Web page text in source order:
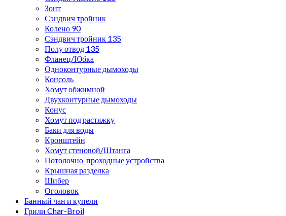
Зонт
Сэндвич тройник
Колено 90
Сэндвич тройник 135
Полу отвод 135
Фланец/Юбка
Одноконтурные дымоходы
Консоль
Хомут обжимной
Двухконтурные дымоходы
Конус
Хомут под растяжку
Баки для воды
Кронштейн
Хомут стеновой/Штанга
Потолочно-проходные устройства
Крышная разделка
Шибер
Оголовок
Банный чан и купели
Грили Char-Broil